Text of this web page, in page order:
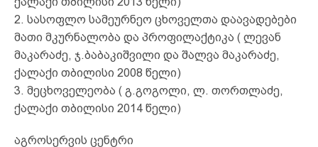
2. სასოფლო სამეურნეო ცხოველთა დაავადებები
მათი მკურნალობა და პროფილაქტიკა ( ლევან
მაკარაძე, ჯ.ბაბაკიშვილი და შალვა მაკარაძე,
ქალაქი თბილისი 2008 წელი)
3. მეცხოველეობა ( გ.გოგოლი, ლ. თორთლაძე,
ქალაქი თბილისი 2014 წელი)
აგროსერვის ცენტრი